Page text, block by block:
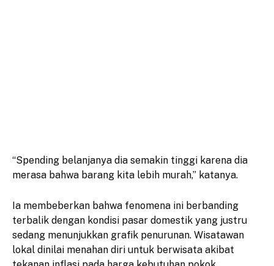
“Spending belanjanya dia semakin tinggi karena dia
merasa bahwa barang kita lebih murah,” katanya.
Ia membeberkan bahwa fenomena ini berbanding
terbalik dengan kondisi pasar domestik yang justru
sedang menunjukkan grafik penurunan. Wisatawan
lokal dinilai menahan diri untuk berwisata akibat